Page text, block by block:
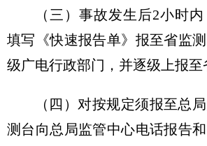
（三）事故发生后2小时
填写《快速报告单》报至省监
级广电行政部门，并逐级上报至
（四）对按规定须报至总
测台向总局监管中心电话报告